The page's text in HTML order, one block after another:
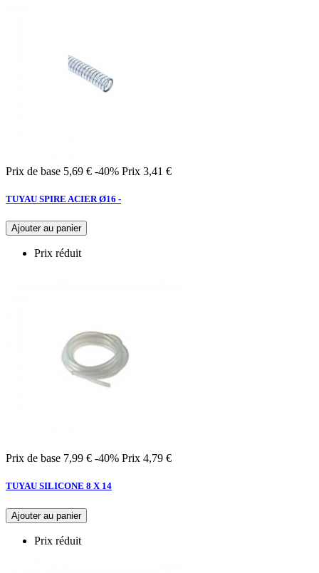
Prix de base 5,69 € -40% Prix 3,41 €
TUYAU SPIRE ACIER Ø16 -
Ajouter au panier
Prix réduit
Prix de base 7,99 € -40% Prix 4,79 €
TUYAU SILICONE 8 X 14
Ajouter au panier
Prix réduit